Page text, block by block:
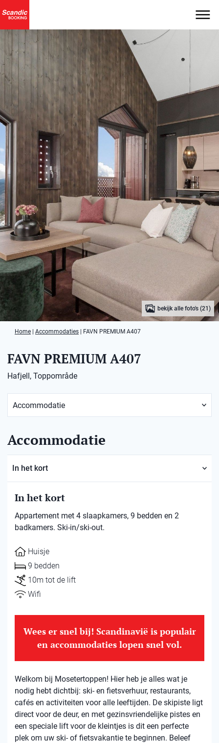
bekijk alle foto's (21)
Home Accommodaties FAVN PREMIUM A407
FAVN PREMIUM A407
Hafjell, Toppområde
Accommodatie
In het kort
In het kort
Appartement met 4 slaapkamers, 9 bedden en 2
badkamers. Ski-in/ski-out.
Huisje
9 bedden
10m tot de lift
Wifi
Wees er snel bij! Scandinavië is populair
en accommodaties lopen snel vol.
Welkom bij Mosetertoppen! Hier heb je alles wat je
nodig hebt dichtbij: ski- en fietsverhuur, restaurants,
cafés en activiteiten voor alle leeftijden. De skipiste ligt
direct voor de deur, en met gezinsvriendelijke pistes en
een speciale lift voor de kleintjes is dit een perfecte
plek om uw ski- of fietsvakantie te beginnen. Beleef